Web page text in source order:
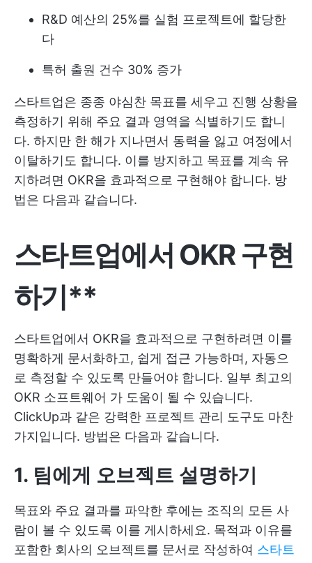
R&D 예산의 25%를 실험 프로젝트에 할당한
다
특허 출원 건수 30% 증가
스타트업은 종종 야심찬 목표를 세우고 진행 상황을
측정하기 위해 주요 결과 영역을 식별하기도 합니
다. 하지만 한 해가 지나면서 동력을 잃고 여정에서
이탈하기도 합니다. 이를 방지하고 목표를 계속 유
지하려면 OKR을 효과적으로 구현해야 합니다. 방
법은 다음과 같습니다.
스타트업에서 OKR 구현
하기**
스타트업에서 OKR을 효과적으로 구현하려면 이를
명확하게 문서화하고, 쉽게 접근 가능하며, 자동으
로 측정할 수 있도록 만들어야 합니다. 일부 최고의
OKR 소프트웨어 가 도움이 될 수 있습니다.
ClickUp과 같은 강력한 프로젝트 관리 도구도 마찬
가지입니다. 방법은 다음과 같습니다.
1. 팀에게 오브젝트 설명하기
목표와 주요 결과를 파악한 후에는 조직의 모든 사
람이 볼 수 있도록 이를 게시하세요. 목적과 이유를
포함한 회사의 오브젝트를 문서로 작성하여 스타트